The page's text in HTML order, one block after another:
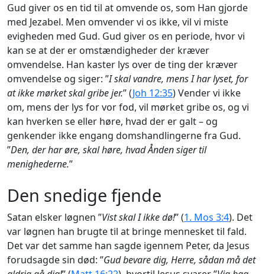
Gud giver os en tid til at omvende os, som Han gjorde
med Jezabel. Men omvender vi os ikke, vil vi miste
evigheden med Gud. Gud giver os en periode, hvor vi
kan se at der er omstændigheder der kræver
omvendelse. Han kaster lys over de ting der kræver
omvendelse og siger: ”I skal vandre, mens I har lyset, for
at ikke mørket skal gribe jer.” (Joh 12:35) Vender vi ikke
om, mens der lys for vor fod, vil mørket gribe os, og vi
kan hverken se eller høre, hvad der er galt – og
genkender ikke engang domshandlingerne fra Gud.
”Den, der har øre, skal høre, hvad Ånden siger til
menighederne.”
Den snedige fjende
Satan elsker løgnen ”Vist skal I ikke dø!” (1. Mos 3:4). Det
var løgnen han brugte til at bringe mennesket til fald.
Det var det samme han sagde igennem Peter, da Jesus
forudsagde sin død: ”Gud bevare dig, Herre, sådan må det